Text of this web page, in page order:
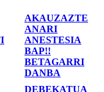
AKAUZAZTE
ANARI
ANESTESIA
BAP!!
BETAGARRI
DANBA
DEBEKATUA